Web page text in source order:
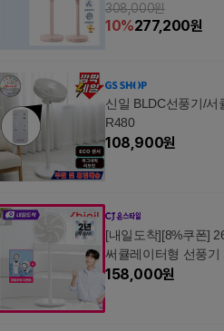
308,000원
10%277,200원
신일 BLDC선풍기/서
R480
108,900원
[내일도착][8%쿠폰]
써큘레이터형 선풍기
158,000원